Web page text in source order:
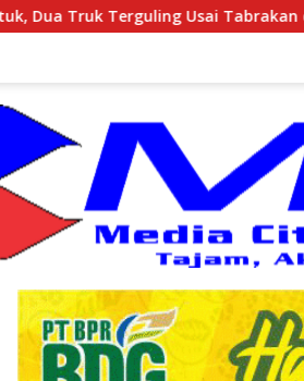
Tabrakan di Jalan Jogja–Wonosari